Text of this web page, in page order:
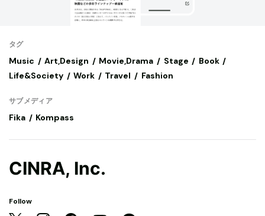
タグ
Music Art,Design Movie,Drama Stage
Book
Life&Society
Work Travel Fashion
サブメディア
Fika Kompass
CINRA, Inc.
Follow